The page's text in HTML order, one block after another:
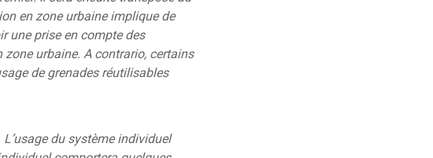
en zone urbaine implique de
une prise en compte des
zone urbaine. A contrario, certains
de grenades réutilisables
du système individuel